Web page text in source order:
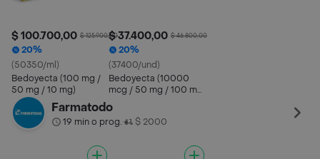
$ 100.700,00 $ 125.900,00
20%
(50350/ml)
Bedoyecta (100 mg /
50 mg / 10 mg)
$ 37.400,00 $ 46.800,00
20%
(37400/und)
Bedoyecta (10000
mcg / 50 mg / 100 mg
Farmatodo
19 min o prog.• $ 2000